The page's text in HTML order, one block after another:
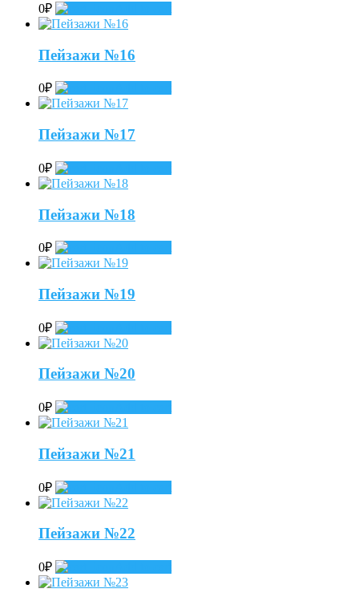
0₽
Пейзажи №16
0₽
Пейзажи №17
0₽
Пейзажи №18
0₽
Пейзажи №19
0₽
Пейзажи №20
0₽
Пейзажи №21
0₽
Пейзажи №22
0₽